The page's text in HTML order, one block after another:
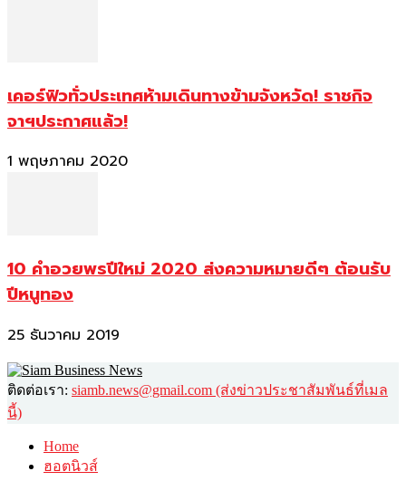
เคอร์ฟิวทั่วประเทศห้ามเดินทางข้ามจังหวัด! ราชกิจ
จาฯประกาศแล้ว!
1 พฤษภาคม 2020
10 คำอวยพรปีใหม่ 2020 ส่งความหมายดีๆ ต้อนรับ
ปีหนูทอง
25 ธันวาคม 2019
ติดต่อเรา: siamb.news@gmail.com (ส่งข่าวประชาสัมพันธ์ที่เมล
นี้)
Home
ฮอตนิวส์